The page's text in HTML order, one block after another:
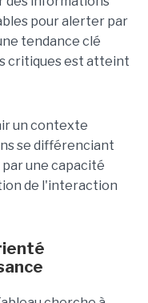
pour alerter par
tendance clé
critiques est atteint
un contexte
se différenciant
une capacité
de l'interaction